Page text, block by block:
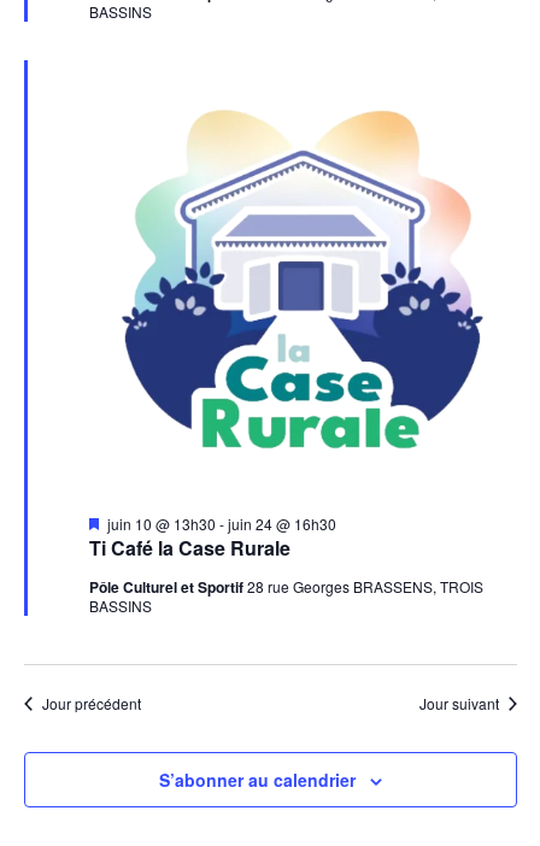
BASSINS
Ti Café la Case Rurale
Mis
en
avant
juin 10 @ 13h30 -juin 24 @ 16h30
Pôle Culturel et Sportif28 rue Georges BRASSENS, TROIS
BASSINS
Jour précédent Jour suivant
S’abonner au calendrier